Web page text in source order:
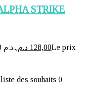
STRIKE
Le prix initial était : 160,00 د.م.. 128,00 د.م.
Le prix
des souhaits 0